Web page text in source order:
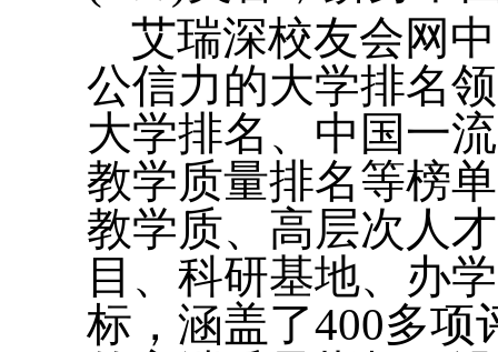
艾瑞深校友会网
公信力的大学排名
大学排名、中国一
教学质量排名等榜
教学质、高层次人
目、科研基地、办
标，涵盖了400多